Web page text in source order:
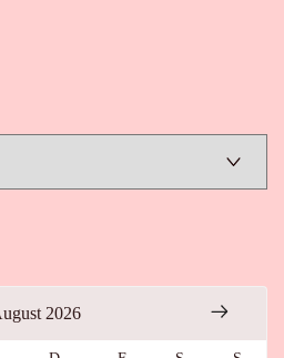
2026